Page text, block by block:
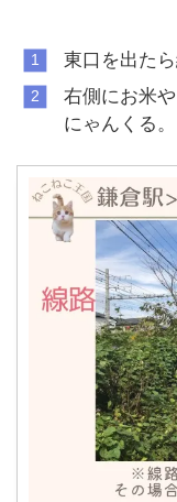
東口を出た
右側にお米
にゃんくる。